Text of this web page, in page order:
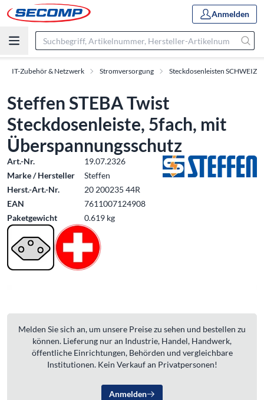
Anmelden
IT-Zubehör & Netzwerk Stromversorgung Steckdosenleisten SCHWEIZ
Steffen STEBA Twist
Steckdosenleiste, 5fach, mit
Überspannungsschutz
Art.-Nr.
19.07.2326
Marke / Hersteller
Steffen
Herst.-Art.-Nr.
20 200235 44R
EAN
7611007124908
Paketgewicht
0.619 kg
Melden Sie sich an, um unsere Preise zu sehen und bestellen zu
können. Lieferung nur an Industrie, Handel, Handwerk,
öffentliche Einrichtungen, Behörden und vergleichbare
Institutionen. Kein Verkauf an Privatpersonen!
Anmelden